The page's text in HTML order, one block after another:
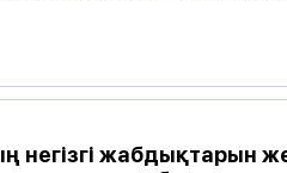
негізгі жабдықтарын